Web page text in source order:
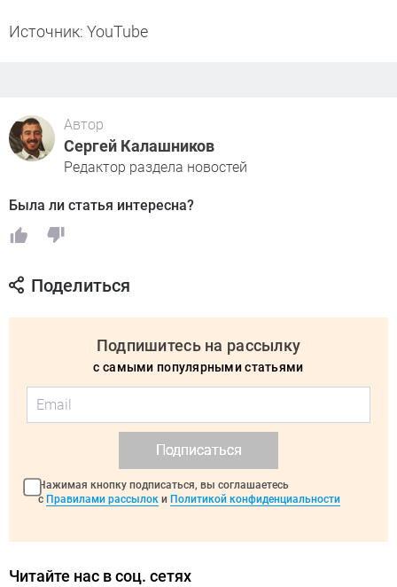
Источник: YouTube
Автор
Сергей Калашников
Редактор раздела новостей
Была ли статья интересна?
Поделиться
Подпишитесь на рассылку
с самыми популярными статьями
Подписаться
Нажимая кнопку подписаться, вы соглашаетесь
с Правилами рассылок и Политикой конфиденциальности
Читайте нас в соц. сетях